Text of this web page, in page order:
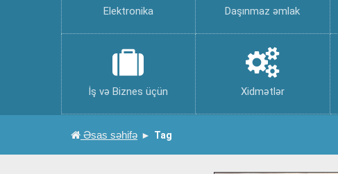
Elektronika Daşınmaz əmlak
İş və Biznes üçün Xidmətlər
Əsas səhifə Tag